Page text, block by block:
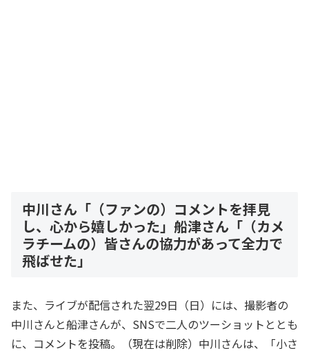
中川さん「（ファンの）コメントを拝見
し、心から嬉しかった」船津さん「（カメ
ラチームの）皆さんの協力があって全力で
飛ばせた」
また、ライブが配信された翌29日（日）には、撮影者の
中川さんと船津さんが、SNSで二人のツーショットととも
に、コメントを投稿。（現在は削除）中川さんは、「小さ